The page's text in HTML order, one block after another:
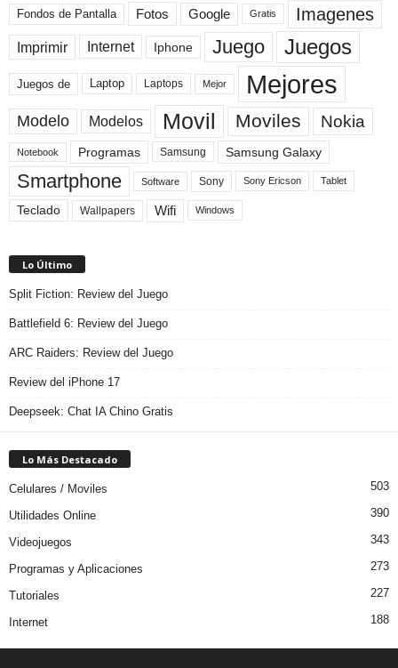
Fondos de Pantalla Fotos Google Gratis Imagenes
Imprimir Internet Iphone Juego Juegos
Juegos de Laptop Laptops Mejor Mejores
Modelo Modelos Movil Moviles Nokia
Notebook Programas Samsung Samsung Galaxy
Smartphone Software Sony Sony Ericson Tablet
Teclado Wallpapers Wifi Windows
Lo Último
Split Fiction: Review del Juego
Battlefield 6: Review del Juego
ARC Raiders: Review del Juego
Review del iPhone 17
Deepseek: Chat IA Chino Gratis
Lo Más Destacado
Celulares / Moviles 503
Utilidades Online 390
Videojuegos 343
Programas y Aplicaciones 273
Tutoriales 227
Internet 188